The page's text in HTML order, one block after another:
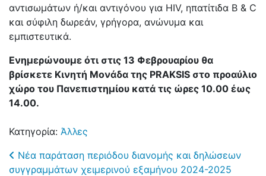
αντισωμάτων ή/και αντιγόνου για ΗIV, ηπατίτιδα B & C
και σύφιλη δωρεάν, γρήγορα, ανώνυμα και
εμπιστευτικά.
Ενημερώνουμε ότι στις 13 Φεβρουαρίου θα
βρίσκετε Κινητή Μονάδα της PRAKSIS στο προαύλιο
χώρο του Πανεπιστημίου κατά τις ώρες 10.00 έως
14.00.
Κατηγορία: Άλλες
Post navigation
Νέα παράταση περιόδου διανομής και δηλώσεων
συγγραμμάτων χειμερινού εξαμήνου 2024-2025